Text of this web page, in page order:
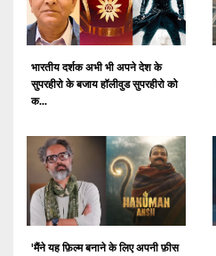
भारतीय दर्शक अभी भी अपने देश के
सुपरहीरो के बजाय हॉलीवुड सुपरहीरो को
क...
'मैंने यह फ़िल्म बनाने के लिए अपनी फ़ीस